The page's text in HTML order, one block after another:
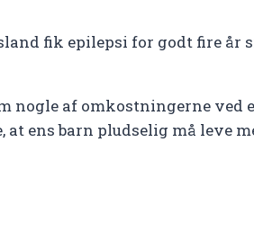
fik epilepsi for godt fire
af omkostningerne ved
ens barn pludselig må leve